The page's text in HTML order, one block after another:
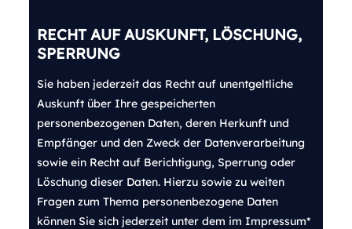
RECHT AUF AUSKUNFT, LÖSCHUNG,
SPERRUNG
Sie haben jederzeit das Recht auf unentgeltliche
Auskunft über Ihre gespeicherten
personenbezogenen Daten, deren Herkunft und
Empfänger und den Zweck der Datenverarbeitung
sowie ein Recht auf Berichtigung, Sperrung oder
Löschung dieser Daten. Hierzu sowie zu weiten
Fragen zum Thema personenbezogene Daten
können Sie sich jederzeit unter dem im Impressum*